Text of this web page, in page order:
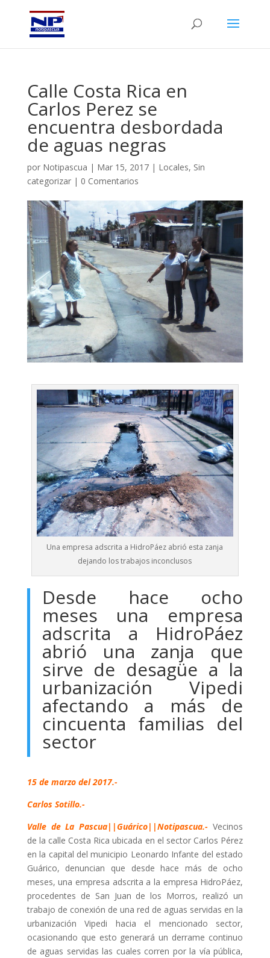
Calle Costa Rica en
Carlos Perez se
encuentra desbordada
de aguas negras
por Notipascua | Mar 15, 2017| Locales, Sin
categorizar| 0 Comentarios
Una empresa adscrita a HidroPáez abrió esta zanja
dejando los trabajos inconclusos
Desde hace ocho
meses una empresa
adscrita a HidroPáez
abrió una zanja que
sirve de desagüe a la
urbanización Vipedi
afectando a más de
cincuenta familias del
sector
15 de marzo del 2017.-
Carlos Sotillo.-
Valle de La Pascua||Guárico||Notipascua.- Vecinos
de la calle Costa Rica ubicada en el sector Carlos Pérez
en la capital del municipio Leonardo Infante del estado
Guárico, denuncian que desde hace más de ocho
meses, una empresa adscrita a la empresa HidroPáez,
procedentes de San Juan de los Morros, realizó un
trabajo de conexión de una red de aguas servidas en la
urbanización Vipedi hacia el mencionado sector,
ocasionando que esto generará un derrame continuo
de aguas servidas las cuales corren por la vía pública,